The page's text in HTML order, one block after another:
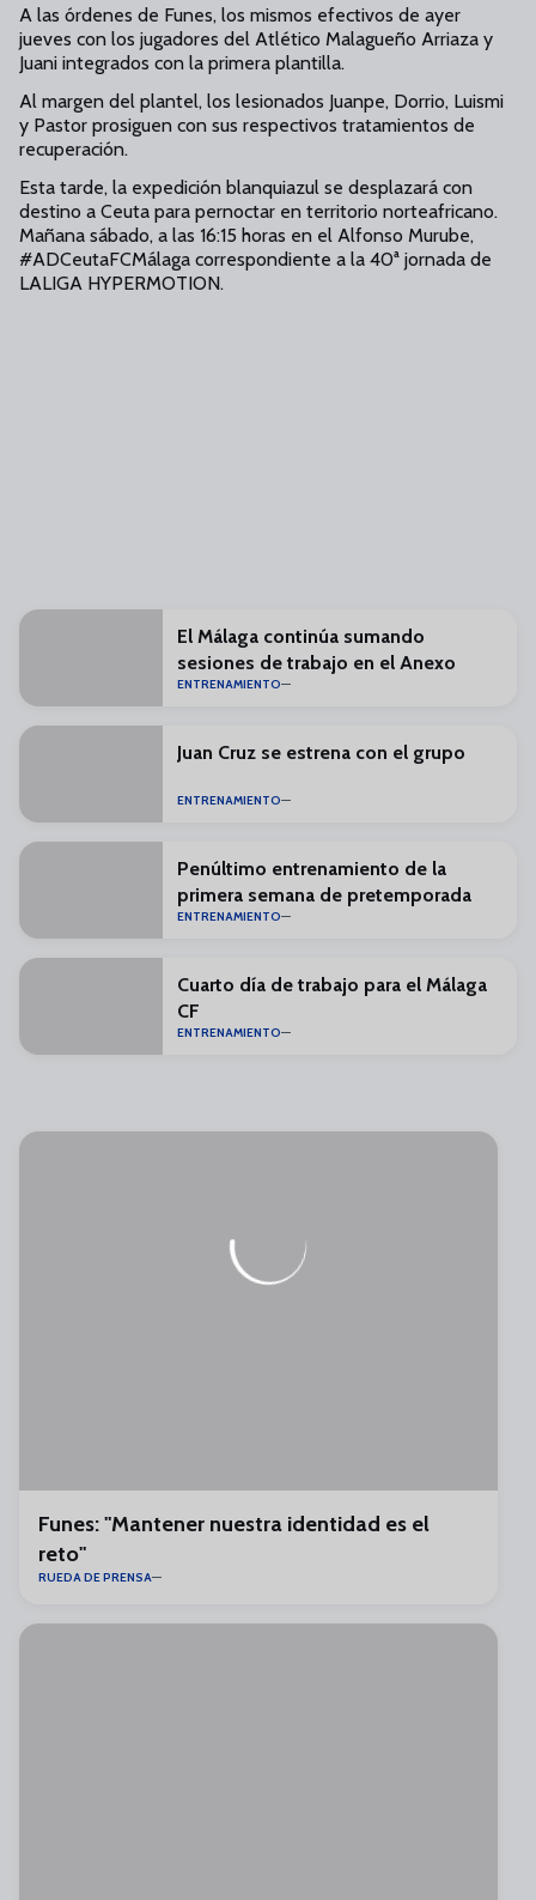
A las órdenes de Funes, los mismos efectivos de ayer
jueves con los jugadores del Atlético Malagueño Arriaza y
Juani integrados con la primera plantilla.
Al margen del plantel, los lesionados Juanpe, Dorrio, Luismi
y Pastor prosiguen con sus respectivos tratamientos de
recuperación.
Esta tarde, la expedición blanquiazul se desplazará con
destino a Ceuta para pernoctar en territorio norteafricano.
Mañana sábado, a las 16:15 horas en el Alfonso Murube,
#ADCeutaFCMálaga correspondiente a la 40ª jornada de
LALIGA HYPERMOTION.
El Málaga continúa sumando
sesiones de trabajo en el Anexo
ENTRENAMIENTO
Juan Cruz se estrena con el grupo
ENTRENAMIENTO
Penúltimo entrenamiento de la
primera semana de pretemporada
ENTRENAMIENTO
Cuarto día de trabajo para el Málaga
CF
ENTRENAMIENTO
Funes: "Mantener nuestra identidad es el
reto"
RUEDA DE PRENSA